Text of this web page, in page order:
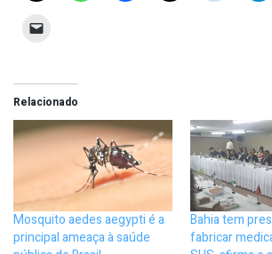
Relacionado
Mosquito aedes aegypti é a
principal ameaça à saúde
Bahia tem
fabricar